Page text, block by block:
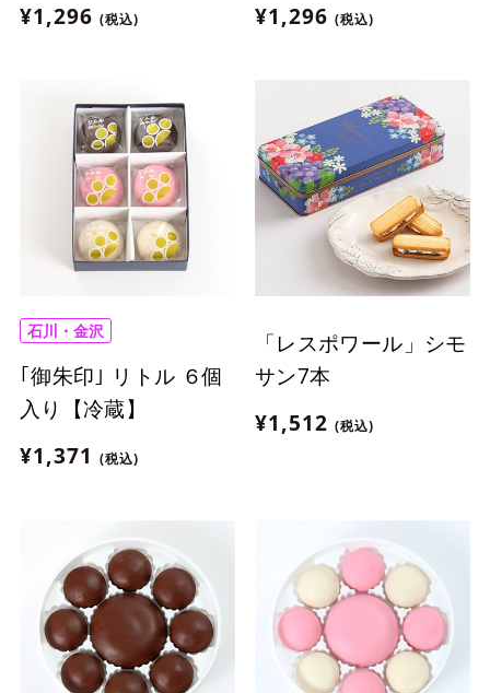
¥1,296 (税込)
¥1,296 (税込)
石川・金沢
｢御朱印｣ リトル ６個
入り【冷蔵】
¥1,371
(税込)
「レスポワール」シモ
サン7本
¥1,512 (税込)